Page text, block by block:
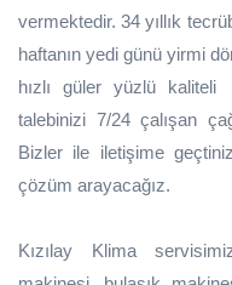
vermektedir. 34 yıllık
haftanın yedi günü yirmi
hızlı güler yüzlü
talebinizi 7/24 çalışan
Bizler ile iletişime
çözüm arayacağız.
Kızılay Klima